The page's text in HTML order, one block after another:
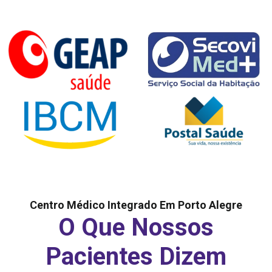
Centro Médico Integrado Em Porto Alegre
O Que Nossos
Pacientes Dizem